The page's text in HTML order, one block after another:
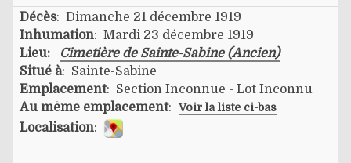
Décès: Dimanche 21 décembre 1919
Inhumation: Mardi 23 décembre 1919
Lieu:
Cimetière de Sainte-Sabine (Ancien)
Situé à: Sainte-Sabine
Emplacement: Section Inconnue - Lot Inconnu
Au même emplacement: Voir la liste ci-bas
Localisation: